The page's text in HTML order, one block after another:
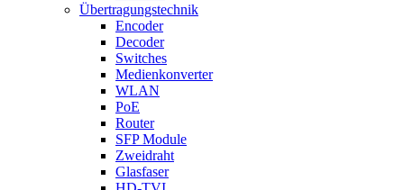
Übertragungstechnik
Encoder
Decoder
Switches
Medienkonverter
WLAN
PoE
Router
SFP Module
Zweidraht
Glasfaser